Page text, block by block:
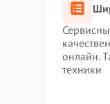
онлайн.
техники